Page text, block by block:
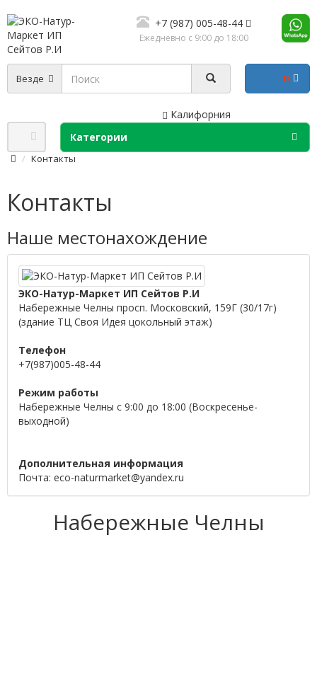
+7 (987) 005-48-44
Ежедневно с 9:00 до 18:00
Везде
Калифорния
0
Категории
Контакты
Контакты
Наше местонахождение
ЭКО-Натур-Маркет ИП Сейтов Р.И
Набережные Челны просп. Московский, 159Г (30/17г)
(здание ТЦ Своя Идея цокольный этаж)
Телефон
+7(987)005-48-44
Режим работы
Набережные Челны с 9:00 до 18:00 (Воскресенье-
выходной)
Дополнительная информация
Почта: eco-naturmarket@yandex.ru
Набережные Челны